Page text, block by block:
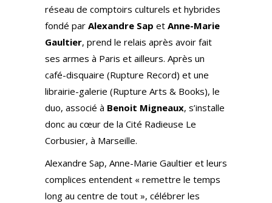
réseau de comptoirs culturels et hybrides
fondé par Alexandre Sap et Anne-Marie
Gaultier, prend le relais après avoir fait
ses armes à Paris et ailleurs. Après un
café-disquaire (Rupture Record) et une
librairie-galerie (Rupture Arts & Books), le
duo, associé à Benoit Migneaux, s’installe
donc au cœur de la Cité Radieuse Le
Corbusier, à Marseille.
Alexandre Sap, Anne-Marie Gaultier et leurs
complices entendent « remettre le temps
long au centre de tout », célébrer les